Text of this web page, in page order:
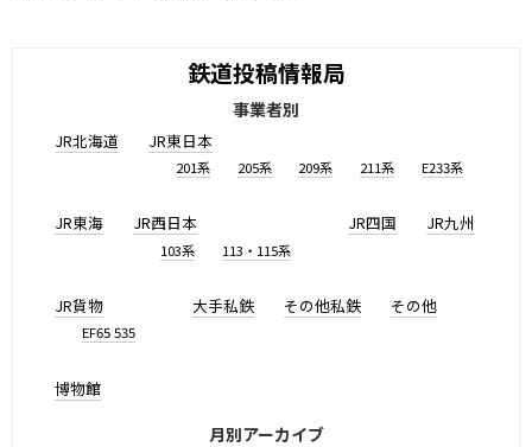
鉄道投稿情報局
事業者別
JR北海道 JR東日本
201系 205系 209系 211系 E233系
JR東海 JR西日本
103系 113・115系
JR四国 JR九州
JR貨物
EF65 535
大手私鉄 その他私鉄 その他
博物館
月別アーカイブ